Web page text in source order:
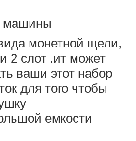
машины
монетной щели,
2 слот .ит может
ваши этот набор
для того чтобы
емкости